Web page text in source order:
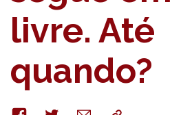
livre. Até
quando?
FacebookTwitterE-
Copy